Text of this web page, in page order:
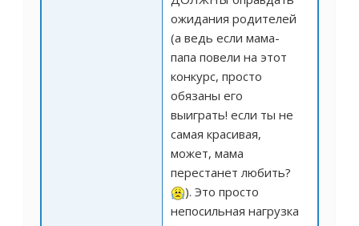
ожидания родителей
(а ведь если мама-
папа повели на этот
конкурс, просто
обязаны его
выиграть! если ты не
самая красивая,
может, мама
перестанет любить?
). Это просто
непосильная нагрузка